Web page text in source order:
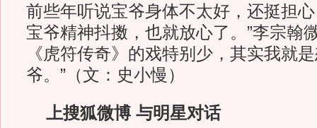
前些年听说宝爷身体不太好，还挺担
宝爷精神抖擞，也就放心了。”李宗翰
《虎符传奇》的戏特别少，其实我就
爷。”（文：史小慢）
上搜狐微博 与明星对话